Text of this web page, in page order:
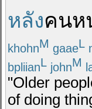
หลังคนห
khohnM gaaeL
bpliianL johnM
"Older
of doing